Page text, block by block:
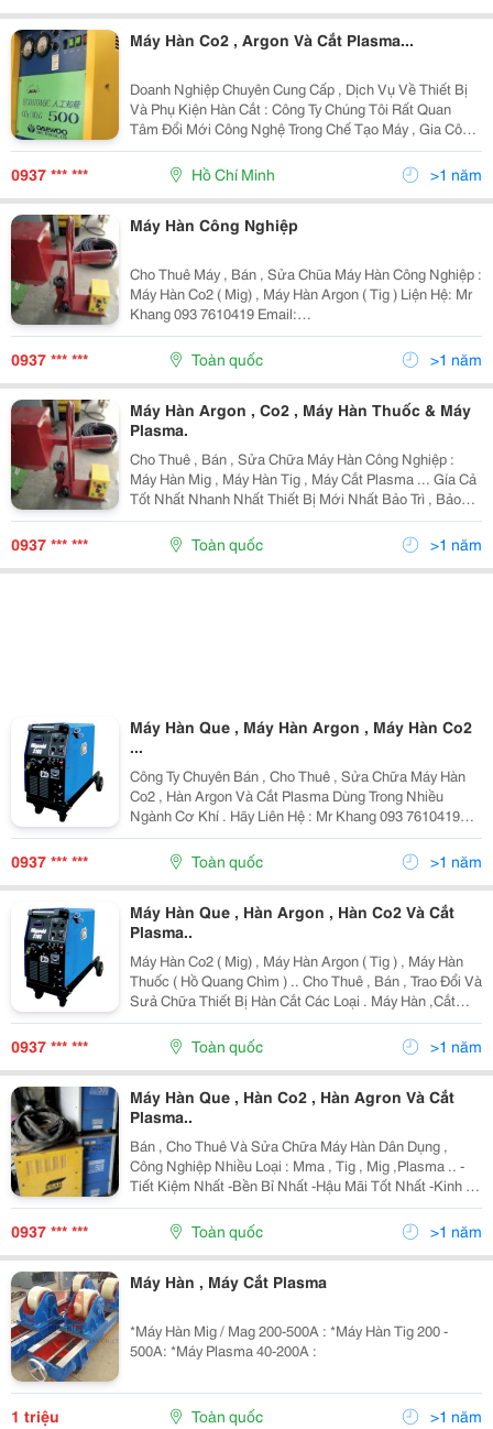
Máy Hàn Co2 , Argon Và Cắt Plasma...
Doanh Nghiệp Chuyên Cung Cấp , Dịch Vụ Về Thiết Bị
Và Phụ Kiện Hàn Cắt : Công Ty Chúng Tôi Rất Quan
Tâm Đổi Mới Công Nghệ Trong Chế Tạo Máy , Gia Công
Cơ Khí , Hàn Khuôn , Hàn Giàn Giao Và Nhiều Ngành
Liên Quan Đến Hàn Cắt . . Hiên Tại, Chúng T
0937 *** *** Hồ Chí Minh >1 năm
Máy Hàn Công Nghiệp
Cho Thuê Máy , Bán , Sửa Chũa Máy Hàn Công Nghiệp :
Máy Hàn Co2 ( Mig) , Máy Hàn Argon ( Tig ) Liện Hệ: Mr
Khang 093 7610419 Email:
Thaivinhkhang.welding@Gmail.com
0937 *** *** Toàn quốc >1 năm
Máy Hàn Argon , Co2 , Máy Hàn Thuốc & Máy
Plasma.
Cho Thuê , Bán , Sửa Chữa Máy Hàn Công Nghiệp :
Máy Hàn Mig , Máy Hàn Tig , Máy Cắt Plasma ... Gía Cả
Tốt Nhất Nhanh Nhất Thiết Bị Mới Nhất Bảo Trì , Bảo
Hành Hoàn Hảo Nhất Liên Hệ : Mr Khang 093 7610419
Email: Thaivinhkhang.welding
0937 *** *** Toàn quốc >1 năm
Máy Hàn Que , Máy Hàn Argon , Máy Hàn Co2
...
Công Ty Chuyên Bán , Cho Thuê , Sửa Chữa Máy Hàn
Co2 , Hàn Argon Và Cắt Plasma Dùng Trong Nhiều
Ngành Cơ Khí . Hãy Liên Hệ : Mr Khang 093 7610419
Email: Thaivinhkhang.welding@Gmail.com Add : A 28 /
18 Qe 2 Ấp 1 , X. Bình Hưng , H.bc . Tp.hcm
0937 *** *** Toàn quốc >1 năm
Máy Hàn Que , Hàn Argon , Hàn Co2 Và Cắt
Plasma..
Máy Hàn Co2 ( Mig) , Máy Hàn Argon ( Tig ) , Máy Hàn
Thuốc ( Hồ Quang Chìm ) .. Cho Thuê , Bán , Trao Đổi Và
Sưả Chữa Thiết Bị Hàn Cắt Các Loại . Máy Hàn ,Cắt
Chuyên Dùng Cho Chế Tạo Cơ Khí , Tự Động .V.v.v. Xin
Liên Hệ : Công Ty Tnhh Tm-
0937 *** *** Toàn quốc >1 năm
Máy Hàn Que , Hàn Co2 , Hàn Agron Và Cắt
Plasma..
Bán , Cho Thuê Và Sửa Chữa Máy Hàn Dân Dụng ,
Công Nghiệp Nhiều Loại : Mma , Tig , Mig ,Plasma .. -
Tiết Kiệm Nhất -Bền Bỉ Nhất -Hậu Mãi Tốt Nhất -Kinh Tế
Nhất Cty Tnhh Tm - Dv -Sx Thái Vinh Khang Hotline :
0937 *** *** Toàn quốc >1 năm
Máy Hàn , Máy Cắt Plasma
*Máy Hàn Mig / Mag 200-500A : *Máy Hàn Tig 200 -
500A: *Máy Plasma 40-200A :
1 triệu Toàn quốc >1 năm